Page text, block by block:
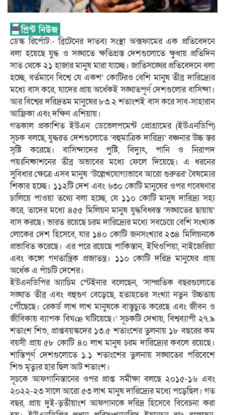
ডেস্ক রির্পোট:- ব্রিটেনের দাতব্য সংস্থা অক্সফামের এক প্রতিবেদনে
বলা হয়েছে যুদ্ধ ও সঙ্ঘাতে ক্ষতিগ্রস্ত দেশগুলোতে ক্ষুধায় প্রতিদিন
সাত থেকে ২১ হাজার মানুষ মারা যাচ্ছে। জাতিসঙ্ঘের প্রতিবেদনে বলা
হচ্ছে, বর্তমানে বিশ্বে যে একশ’ কোটিরও বেশি মানুষ তীব্র দারিদ্র্যের
মধ্যে বাস করে, যাদের প্রায় অর্ধেকই সঙ্ঘাতপূর্ণ দেশগুলোর বাসিন্দা।
আর বিশ্বের দরিদ্রতম মানুষের ৮৩.২ শতাংশই বাস করে সাব-সাহারান
আফ্রিকা এবং দক্ষিণ এশিয়ায়।
গতকাল প্রকাশিত ইউএন ডেভেলপমেন্ট প্রোগ্রামের (ইউএনডিপি)
সূচক বলছে, যুদ্ধরত দেশগুলোতে ‘বহুমাত্রিক দারিদ্র্য’ বঞ্চনার উচ্চ স্তর
সৃষ্টি করেছে। বাসিন্দাদের পুষ্টি, বিদ্যুৎ, পানি ও নিরাপদ
পয়ঃনিষ্কাশনের তীব্র অভাবের মধ্যে ফেলে দিয়েছে। এ ধরনের
সুবিধার ক্ষেত্রে এসব মানুষ ‘উল্লেখযোগ্যভাবে আরো গুরুতর’ বৈষম্যের
শিকার হচ্ছে। ১১২টি দেশ এবং ৬৩০ কোটি মানুষের ওপর গবেষণার
চালিয়ে পাওয়া তথ্যে বলা হচ্ছে, যে ১১০ কোটি মানুষ দারিদ্র্য সহ্য
করে, তাদের মধ্যে ৪৫৫ মিলিয়ন মানুষ যুদ্ধবিধ্বস্ত ‘সঙ্ঘাতের ছায়ায়’
বাস করছে। ভারত রয়েছে চরম দারিদ্র্যের মধ্যে সবচেয়ে বেশি সংখ্যক
লোকের দেশ হিসেবে, যার ১৪০ কোটি জনসংখ্যার ২৩৪ মিলিয়নকে
প্রভাবিত করেছে। এর পরে রয়েছে পাকিস্তান, ইথিওপিয়া, নাইজেরিয়া
এবং কঙ্গো গণতান্ত্রিক প্রজাতন্ত্র। ১১০ কোটি দরিদ্র মানুষের প্রায়
অর্ধেক এ পাঁচটি দেশের।
ইউএনডিপির অ্যাচিম স্টেইনার বলেছেন, ‘সাম্প্রতিক বছরগুলোতে
সঙ্ঘাত তীব্র এবং বহুগুণ বেড়েছে, হতাহতের সংখ্যা নতুন উচ্চতায়
পৌঁছেছে। রেকর্ড লাখ লাখ মানুষকে বাস্তুচ্যুত করেছে এবং জীবন ও
জীবিকায় ব্যাপক বিঘœ ঘটিয়েছে।’ সূচকটি দেখায়, বিশ্বব্যাপী ২৭.৯
শতাংশ শিশু, প্রাপ্তবয়স্কদের ১৩.৫ শতাংশের তুলনায় ১৮ বছরের কম
বয়সী প্রায় ৫৮ কোটি ৪০ লাখ মানুষ চরম দারিদ্র্যের কবলে রয়েছে।
শান্তিপূর্ণ দেশগুলোতে ১.১ শতাংশের তুলনায় সঙ্ঘাতের পরিবেশে
শিশু মৃত্যুর হার ছিল আট শতাংশ।
সূচকে আফগানিস্তানের ওপর প্রাপ্ত সমীক্ষা বলছে ২০১৫-১৬ এবং
২০২২-২৩ সালে আরো ৫৩ লাখ মানুষ দারিদ্র্যের মধ্যে পড়েছিল। গত
বছর, প্রায় দুই-তৃতীয়াংশ আফগানকে দরিদ্র হিসেবে বিবেচনা করা